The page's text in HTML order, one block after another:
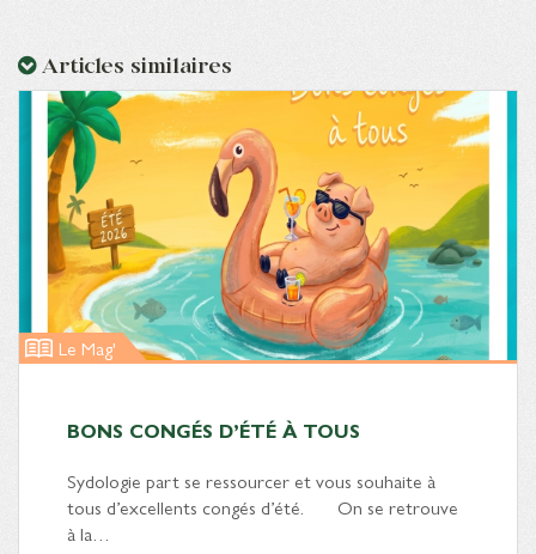
Articles similaires
Le Mag'
BONS CONGÉS D’ÉTÉ À TOUS
Sydologie part se ressourcer et vous souhaite à
tous d’excellents congés d’été. On se retrouve
à la…